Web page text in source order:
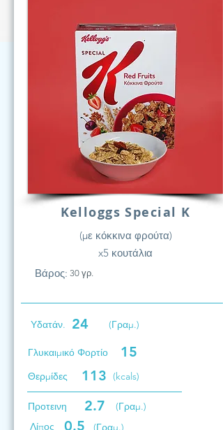
Kelloggs Special K
(με κόκκινα φρούτα)
x5 κουτάλια
Βάρος: 30 γρ.
Υδατάν. 24 (Γραμ.)
Γλυκαιμικό Φορτίο 15
Θερμίδες 113 (kcals)
Προτεινη 2.7
(Γραμ.)
Λίπος
0.5 (Γραμ.)